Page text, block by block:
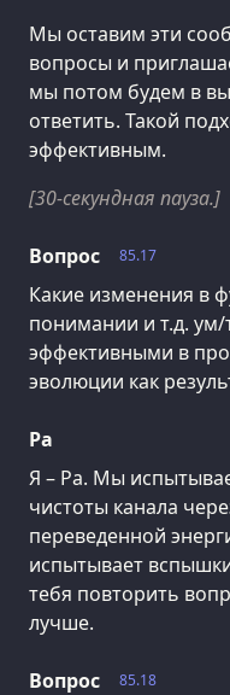
Мы оставим эти
вопросы и
мы потом будем в
ответить. Такой
эффективным.
[30-секундная пауза.]
85.17
Вопрос
Какие изменения в
понимании и т.д. ум/
эффективными в
эволюции как
Ра
Я – Ра. Мы
чистоты канала
переведенной
испытывает
тебя повторить
лучше.
85.18
Вопрос